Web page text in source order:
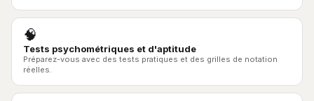
🧠
Tests psychométriques et d'aptitude
Préparez-vous avec des tests pratiques et des grilles de notation
réelles.